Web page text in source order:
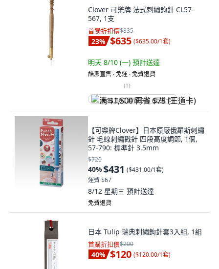
Clover 可樂牌 法式刺繡鉤針 CL57-
567, 1支
首購折扣價$835
23% $635 ($635.00/1套)
明天 8/10 (一) 預計送達
酷澎直售 ∙ 免運 ∙ 免費退貨
(1)
满 $1,500 再省 $75 (王道卡)
【可樂牌Clover】日本原廠俄羅斯刺繡
針 毛線刺繡戳針 四段高度調節, 1個,
57-790: 標準針 3.5mm
$720
40%$431 ($431.00/1套)
運費 $67
8/12 星期三 預計送達
免費退貨
日本 Tulip 瑞典刺繡鉤針套3入組, 1組
首購折扣價$200
40% $120 ($120.00/1套)